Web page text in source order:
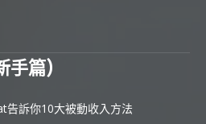
手篇)
告訴你10大被動收入方法